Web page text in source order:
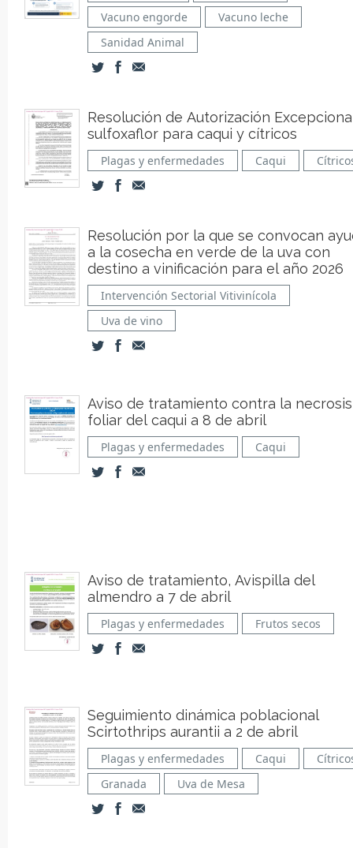
Vacuno engorde
Vacuno leche
Sanidad Animal
Resolución de Autorización
sulfoxaflor para caqui y cítricos
Plagas y enfermedades Caqui
Resolución por la que se convocan
a la cosecha en verde de la uva con
destino a vinificación para el año 2026
Intervención Sectorial Vitivinícola
Uva de vino
Aviso de tratamiento contra la necrosis
foliar del caqui a 8 de abril
Plagas y enfermedades Caqui
Aviso de tratamiento, Avispilla del
almendro a 7 de abril
Plagas y enfermedades Frutos secos
Seguimiento dinámica poblacional
Scirtothrips aurantii a 2 de abril
Plagas y enfermedades Caqui
Granada
Uva de Mesa